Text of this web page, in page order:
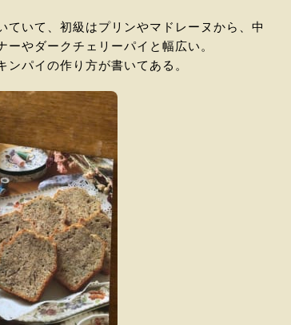
いて、初級はプリンやマドレーヌから、中
やダークチェリーパイと幅広い。
パイの作り方が書いてある。